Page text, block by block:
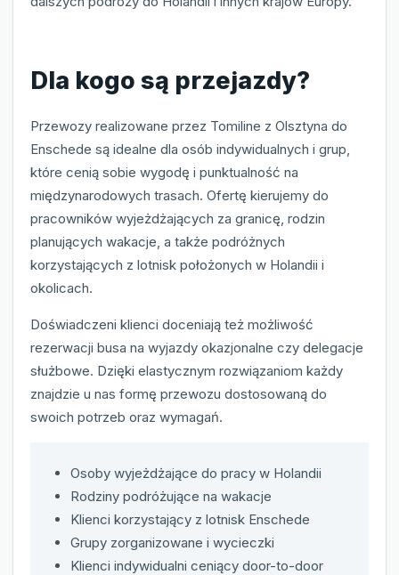
Dla kogo są przejazdy?
Przewozy realizowane przez Tomiline z Olsztyna do
Enschede są idealne dla osób indywidualnych i grup,
które cenią sobie wygodę i punktualność na
międzynarodowych trasach. Ofertę kierujemy do
pracowników wyjeżdżających za granicę, rodzin
planujących wakacje, a także podróżnych
korzystających z lotnisk położonych w Holandii i
okolicach.
Doświadczeni klienci doceniają też możliwość
rezerwacji busa na wyjazdy okazjonalne czy delegacje
służbowe. Dzięki elastycznym rozwiązaniom każdy
znajdzie u nas formę przewozu dostosowaną do
swoich potrzeb oraz wymagań.
Osoby wyjeżdżające do pracy w Holandii
Rodziny podróżujące na wakacje
Klienci korzystający z lotnisk Enschede
Grupy zorganizowane i wycieczki
Klienci indywidualni ceniący door-to-door